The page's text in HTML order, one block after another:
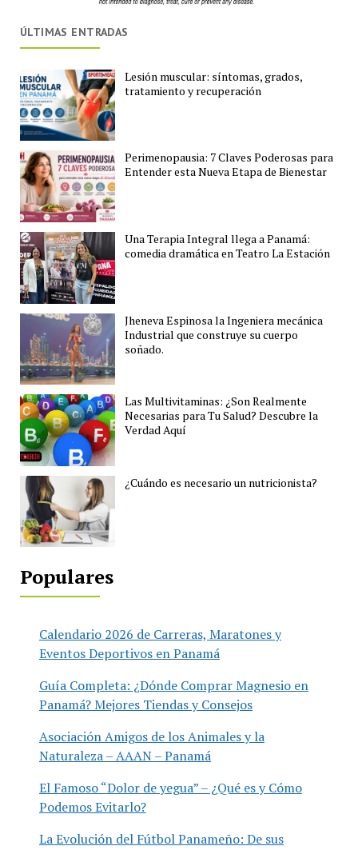
ÚLTIMAS ENTRADAS
Lesión muscular: síntomas, grados,
tratamiento y recuperación
Perimenopausia: 7 Claves Poderosas para
Entender esta Nueva Etapa de Bienestar
Una Terapia Integral llega a Panamá:
comedia dramática en Teatro La Estación
Jheneva Espinosa la Ingeniera mecánica
Industrial que construye su cuerpo
soñado.
Las Multivitaminas: ¿Son Realmente
Necesarias para Tu Salud? Descubre la
Verdad Aquí
¿Cuándo es necesario un nutricionista?
Populares
Calendario 2026 de Carreras, Maratones y
Eventos Deportivos en Panamá
Guía Completa: ¿Dónde Comprar Magnesio en
Panamá? Mejores Tiendas y Consejos
Asociación Amigos de los Animales y la
Naturaleza – AAAN – Panamá
El Famoso “Dolor de yegua” – ¿Qué es y Cómo
Podemos Evitarlo?
La Evolución del Fútbol Panameño: De sus